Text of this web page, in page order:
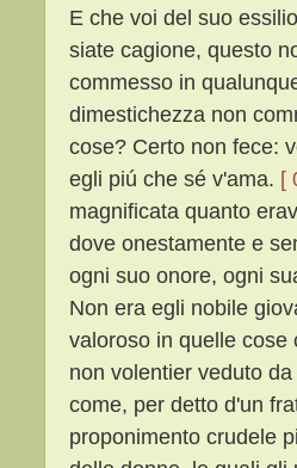
E che voi del suo
siate cagione, questo
commesso in
dimestichezza non
cose? Certo non fece:
egli piú che sé v'ama. [
magnificata quanto
dove onestamente e
ogni suo onore, ogni
Non era egli nobile
valoroso in quelle cose
non volentier veduto
come, per detto d'un
proponimento crudele